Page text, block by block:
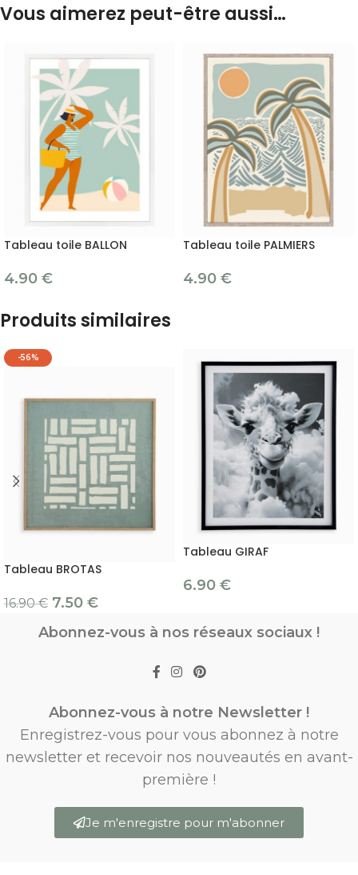
Vous aimerez peut-être aussi…
Tableau toile BALLON
4.90 €
Tableau toile PALMIERS
4.90 €
Produits similaires
-56%
Tableau BROTAS
16.90€ 7.50 €
Tableau GIRAF
6.90 €
Abonnez-vous à nos réseaux sociaux !
Abonnez-vous à notre Newsletter !
Enregistrez-vous pour vous abonnez à notre
newsletter et recevoir nos nouveautés en avant-
première !
Je m'enregistre pour m'abonner